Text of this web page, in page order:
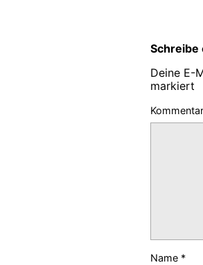
Schreibe
Deine E-
markiert
Name *